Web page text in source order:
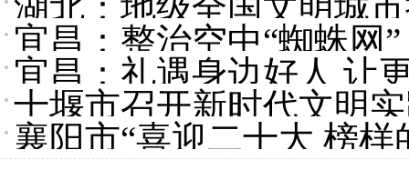
宜昌：整治空中“蜘蛛网
宜昌：礼遇身边好人 让
十堰市召开新时代文明
襄阳市“喜迎二十大 榜